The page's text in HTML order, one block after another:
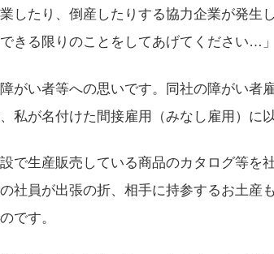
したり、倒産したりする協力企業が発生
きる限りのことをしてあげてください…」
がい者等への思いです。同社の障がい者
私が名付けた間接雇用（みなし雇用）に
で生産販売している商品のカタログ等を
社員が出張の折、相手に持参するお土産
です。